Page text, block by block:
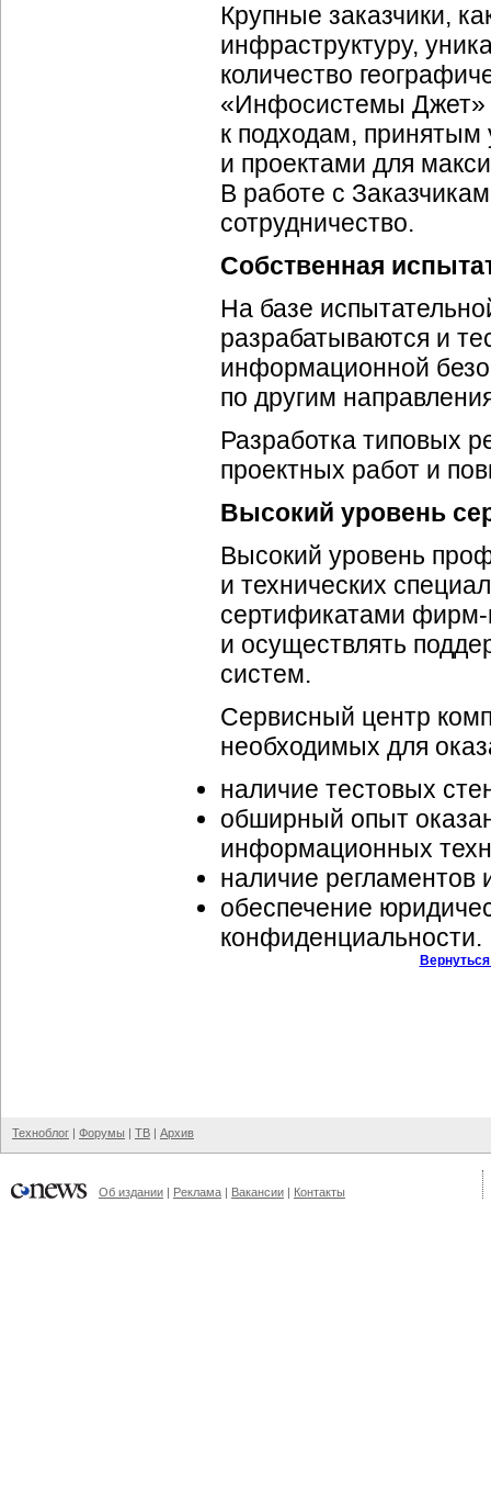
Крупные заказчики,
инфраструктуру,
количество
«Инфосистемы Джет»
к подходам, принятым
и проектами для
В работе с
сотрудничество.
Собственная
На базе
разрабатываются и
информационной
по другим
Разработка типовых
проектных работ и
Высокий уровень
Высокий уровень
и технических
сертификатами фирм-
и осуществлять
систем.
Сервисный центр
необходимых для
наличие тестовых
обширный опыт
информационных
наличие регламентов
обеспечение
конфиденциальности.
Техноблог | Форумы | ТВ | Архив
Об издании | Реклама | Вакансии | Контакты